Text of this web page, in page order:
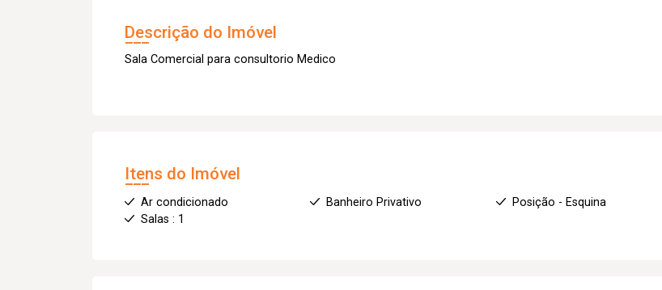
Descrição do Imóvel
Sala Comercial para consultorio Medico
Itens do Imóvel
Ar condicionado Banheiro Privativo
Posição - Esquina
Salas : 1